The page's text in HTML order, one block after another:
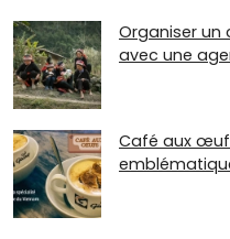
Organiser un
avec une
Café aux